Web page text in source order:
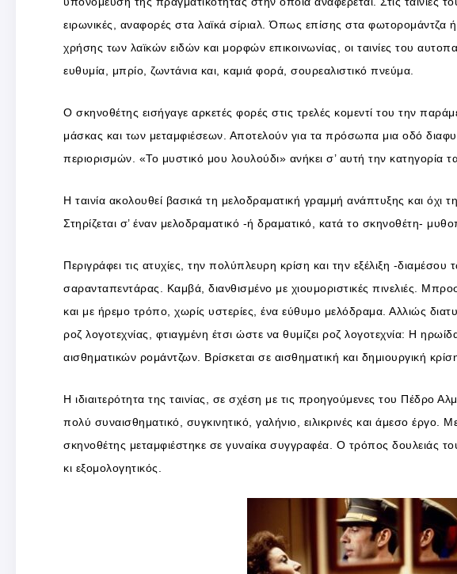
ειρωνικές, αναφορές στα λαϊκά σίριαλ. Όπως επίσης στα φωτορομάντζα
χρήσης των λαϊκών ειδών και μορφών επικοινωνίας, οι ταινίες του
ευθυμία, μπρίο, ζωντάνια και, καμιά φορά, σουρεαλιστικό πνεύμα.
Ο σκηνοθέτης εισήγαγε αρκετές φορές στις τρελές κομεντί του την
μάσκας και των μεταμφιέσεων. Αποτελούν για τα πρόσωπα μια οδό
περιορισμών. «Το μυστικό μου λουλούδι» ανήκει σ’ αυτή την κατηγορία
Η ταινία ακολουθεί βασικά τη μελοδραματική γραμμή ανάπτυξης και όχι
Στηρίζεται σ’ έναν μελοδραματικό -ή δραματικό, κατά το σκηνοθέτη-
Περιγράφει τις ατυχίες, την πολύπλευρη κρίση και την εξέλιξη -διαμέσου
σαρανταπεντάρας. Καμβά, διανθισμένο με χιουμοριστικές πινελιές.
και με ήρεμο τρόπο, χωρίς υστερίες, ένα εύθυμο μελόδραμα. Αλλιώς
ροζ λογοτεχνίας, φτιαγμένη έτσι ώστε να θυμίζει ροζ λογοτεχνία: Η
αισθηματικών ρομάντζων. Βρίσκεται σε αισθηματική και δημιουργική
Η ιδιαιτερότητα της ταινίας, σε σχέση με τις προηγούμενες του Πέδρο
πολύ συναισθηματικό, συγκινητικό, γαλήνιο, ειλικρινές και άμεσο έργο.
σκηνοθέτης μεταμφιέστηκε σε γυναίκα συγγραφέα. Ο τρόπος δουλειάς
κι εξομολογητικός.